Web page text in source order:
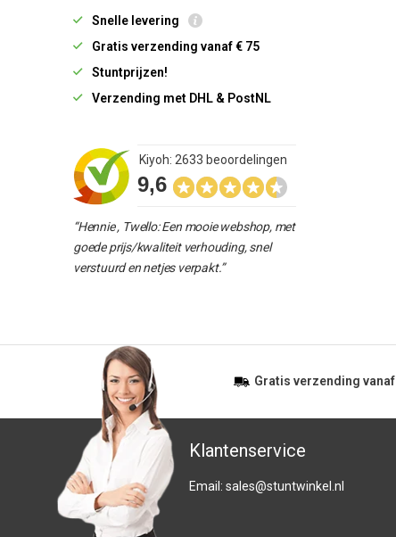
Snelle levering
Gratis verzending vanaf € 75
Stuntprijzen!
Verzending met DHL & PostNL
9,6
Kiyoh: 2633 beoordelingen
“Hennie , Twello: Een mooie webshop, met
goede prijs/kwaliteit verhouding, snel
verstuurd en netjes verpakt.”
Gratis verzending vanaf
Klantenservice
Email: sales@stuntwinkel.nl